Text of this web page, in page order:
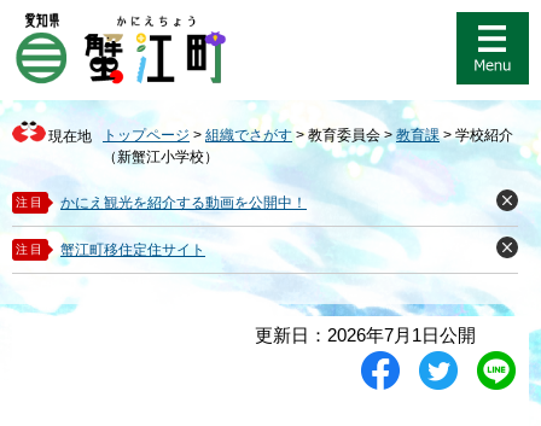
ジ
先
頭
で
す
。
ュ
を
飛
ば
し
て
本
文
現在地 トップページ > 組織でさがす >教育委員会 > 教育課 > 学校紹介
（新蟹江小学校）
注目 かにえ観光を紹介する動画を公開中！
閉
じ
る
注目 蟹江町移住定住サイト
閉
じ
更新日：2026年7月1日公開
シ
ツ
L